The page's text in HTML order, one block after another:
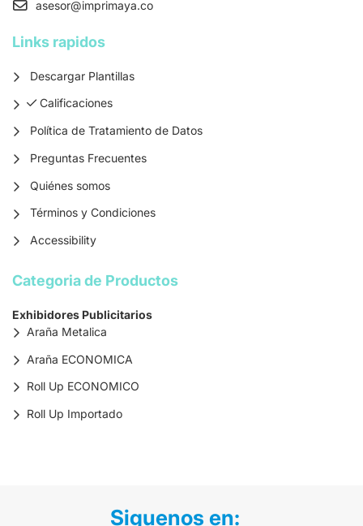
asesor@imprimaya.co
Links rapidos
Descargar Plantillas
Calificaciones
Calificaciones
Política de Tratamiento de Datos
Preguntas Frecuentes
Quiénes somos
Términos y Condiciones
Accessibility
Categoria de Productos
Exhibidores Publicitarios
Araña Metalica
Araña ECONOMICA
Roll Up ECONOMICO
Roll Up Importado
Siguenos en: